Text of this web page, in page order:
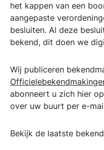
het kappen van een
aangepaste
besluiten. Al deze
bekend, dit doen we
Wij publiceren
abonneert u zich hier
over uw buurt per e-
Bekijk de laatste